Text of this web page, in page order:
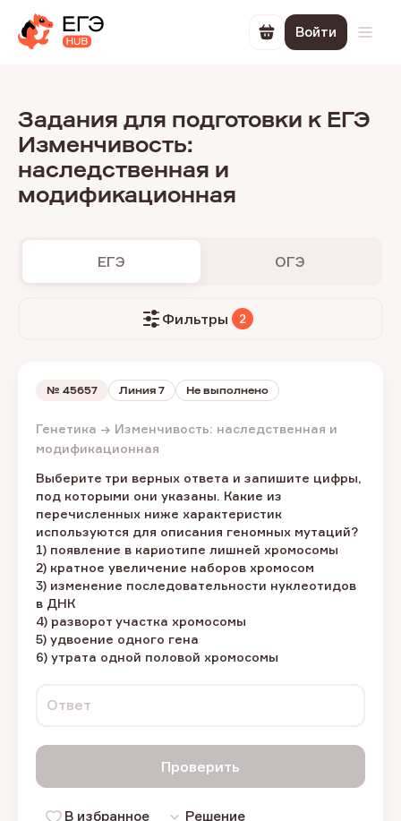
Перейти в
Войти
Задания для подготовки к ЕГЭ
Изменчивость:
наследственная и
модификационная
ЕГЭ ОГЭ
Фильтры 2
№ 45657 Линия 7 Не выполнено
Генетика → Изменчивость: наследственная и
модификационная
Выберите три верных ответа и запишите цифры,
под которыми они указаны. Какие из
перечисленных ниже характеристик
используются для описания геномных мутаций?
1) появление в кариотипе лишней хромосомы
2) кратное увеличение наборов хромосом
3) изменение последовательности нуклеотидов
в ДНК
4) разворот участка хромосомы
5) удвоение одного гена
6) утрата одной половой хромосомы
Ответ
Проверить
В избранное Решение